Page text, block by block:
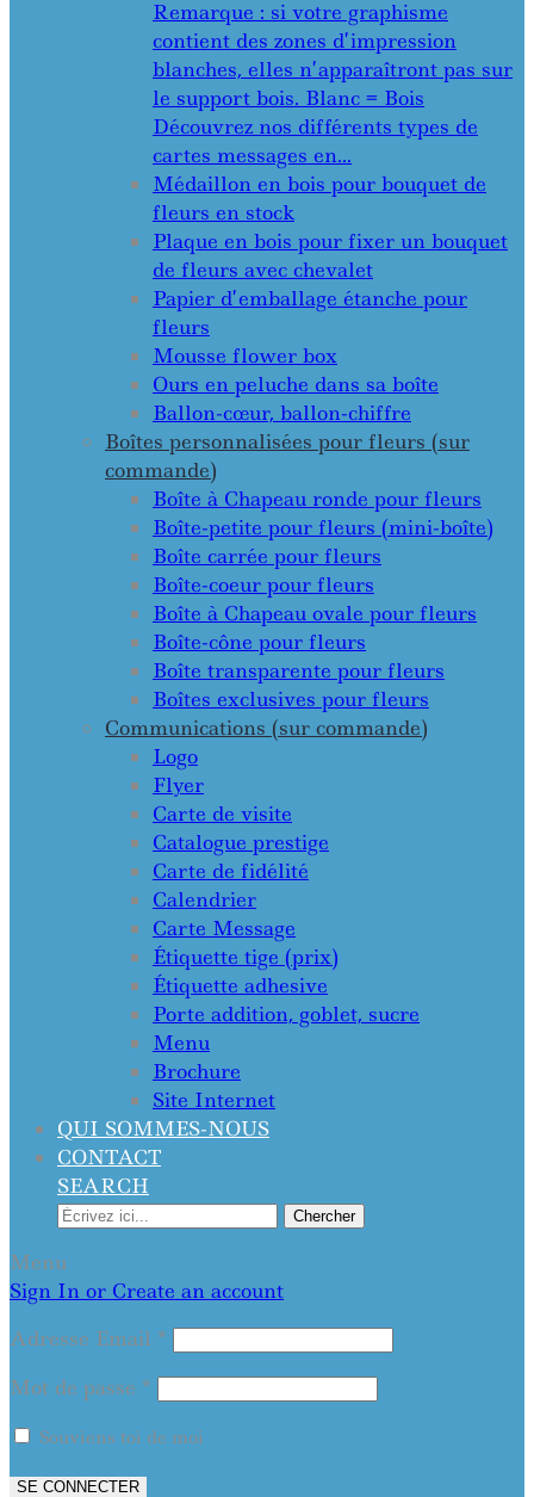
Remarque : si votre graphisme
contient des zones d’impression
blanches, elles n’apparaîtront pas sur
le support bois. Blanc = Bois
Découvrez nos différents types de
cartes messages en…
Médaillon en bois pour bouquet de
fleurs en stock
Plaque en bois pour fixer un bouquet
de fleurs avec chevalet
Papier d’emballage étanche pour
fleurs
Mousse flower box
Ours en peluche dans sa boîte
Ballon-cœur, ballon-chiffre
Boîtes personnalisées pour fleurs (sur
commande)
Boîte à Chapeau ronde pour fleurs
Boîte-petite pour fleurs (mini-boîte)
Boîte carrée pour fleurs
Boîte-coeur pour fleurs
Boîte à Chapeau ovale pour fleurs
Boîte-cône pour fleurs
Boîte transparente pour fleurs
Boîtes exclusives pour fleurs
Communications (sur commande)
Logo
Flyer
Carte de visite
Catalogue prestige
Carte de fidélité
Calendrier
Carte Message
Étiquette tige (prix)
Étiquette adhesive
Porte addition, goblet, sucre
Menu
Brochure
Site Internet
QUI SOMMES-NOUS
CONTACT
SEARCH
Chercher
Menu
Sign In or Create an account
Adresse Email *
Mot de passe *
Souviens toi de moi
SE CONNECTER